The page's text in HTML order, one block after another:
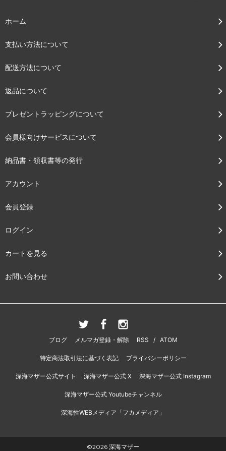
ホーム
支払い方法について
配送方法について
返品について
プレゼントラッピングについて
会員様向けサービスについて
納品書・領収書等の発行
アカウント
会員登録
ログイン
カートを見る
お問い合わせ
ブログ メルマガ登録・解除 RSS / ATOM
特定商法取引法に基づく表記 プライバシーポリシー
深海マザー公式サイト 深海マザー公式 X 深海マザー公式 Instagram
深海マザー公式 Youtubeチャンネル
深海性WEBメディア「フカメディア」
©2026 深海マザー